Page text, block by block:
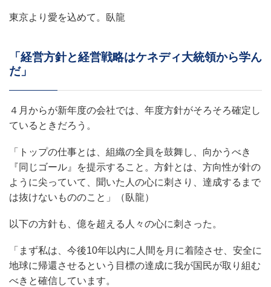
東京より愛を込めて。臥龍
「経営方針と経営戦略はケネディ大統領から学ん
だ」
４月からが新年度の会社では、年度方針がそろそろ確定し
ているときだろう。
「トップの仕事とは、組織の全員を鼓舞し、向かうべき
『同じゴール』を提示すること。方針とは、方向性が針の
ように尖っていて、聞いた人の心に刺さり、達成するまで
は抜けないもののこと」（臥龍）
以下の方針も、億を超える人々の心に刺さった。
「まず私は、今後10年以内に人間を月に着陸させ、安全に
地球に帰還させるという目標の達成に我が国民が取り組む
べきと確信しています。